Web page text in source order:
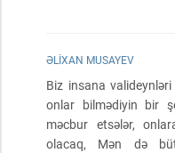
ƏLIXAN MUSAYEV
Biz insana
onlar bilmədiyin bir
məcbur etsələr,
olacaq, Mən də